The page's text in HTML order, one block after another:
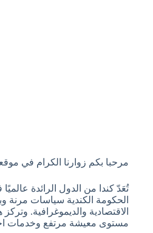
مرحبا بكم زوارنا الكرام في
تُعَدّ كندا من الدول الرائدة
الاقتصادية والديموغرافية.
مستوى معيشة مرتفع وخدمات